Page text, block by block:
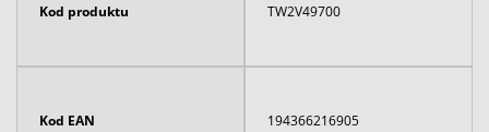
Kod produktu TW2V49700
Kod EAN 194366216905